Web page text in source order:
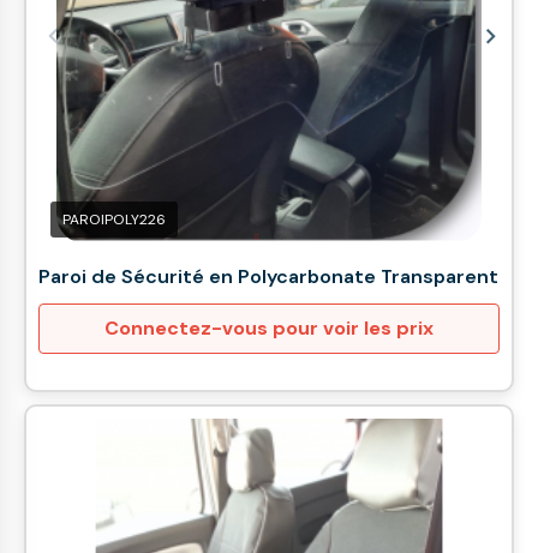
PAROIPOLY226
Paroi de Sécurité en Polycarbonate Transparent
Connectez-vous pour voir les prix